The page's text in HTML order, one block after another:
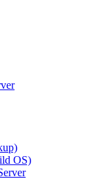
OS)